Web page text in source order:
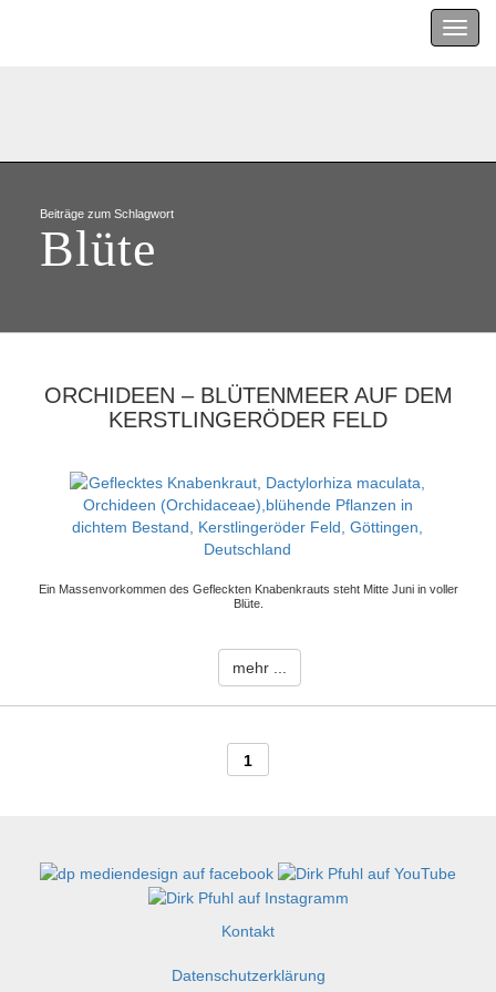
Menu
Beiträge zum Schlagwort
Blüte
ORCHIDEEN – BLÜTENMEER AUF DEM
KERSTLINGERÖDER FELD
Ein Massenvorkommen des Gefleckten Knabenkrauts steht Mitte Juni in voller
Blüte.
mehr ...
1
Kontakt
Datenschutzerklärung